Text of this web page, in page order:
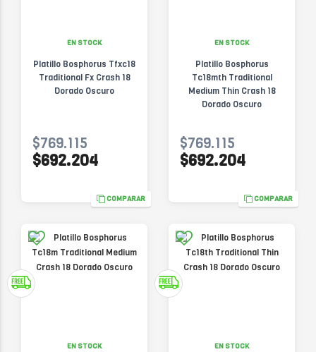
EN STOCK
Platillo Bosphorus Tfxc18
Traditional Fx Crash 18
Dorado Oscuro
$769.115
$692.204
COMPARAR
EN STOCK
Platillo Bosphorus
Tc18mth Traditional
Medium Thin Crash 18
Dorado Oscuro
$769.115
$692.204
COMPARAR
EN STOCK EN STOCK